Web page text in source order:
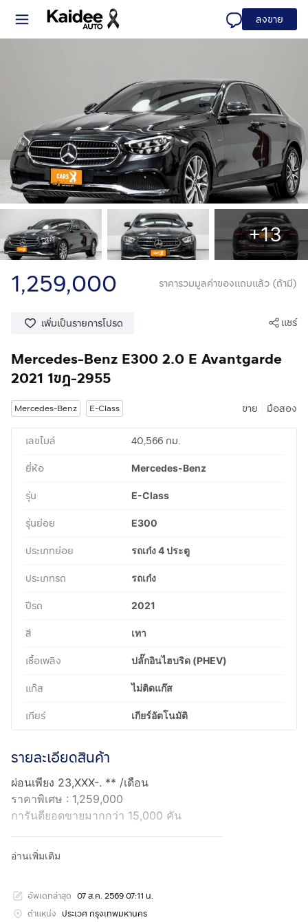
ลงขาย
+13
1,259,000 ราคารวมมูลค่าของแถมแล้ว (ถ้ามี)
เพิ่มเป็นรายการโปรด แชร์
Mercedes-Benz E300 2.0 E Avantgarde
2021 1ขฎ-2955
Mercedes-Benz E-Class ขาย มือสอง
เลขไมล์
40,566 กม.
ยี่ห้อ
Mercedes-Benz
รุ่น E-Class
รุ่นย่อย E300
ประเภทย่อย รถเก๋ง 4 ประตู
ประเภทรถ รถเก๋ง
ปีรถ 2021
สี เทา
เชื้อเพลิง ปลั๊กอินไฮบริด (PHEV)
แก๊ส ไม่ติดแก๊ส
เกียร์ เกียร์อัตโนมัติ
รายละเอียดสินค้า
ผ่อนเพียง 23,XXX-. ** /เดือน
ราคาพิเศษ : 1,259,000
การันตียอดขายมากกว่า 15,000 คัน
MERCEDES-BENZ E300 2.0 E AVANTGARDE
____________________________________________
รับประกัน 5 เดือน 5,000 กม.
อ่านเพิ่มเติม
อัพเดทล่าสุด 07 ส.ค. 2569 07:11 น.
ตำแหน่ง ประเวศ กรุงเทพมหานคร